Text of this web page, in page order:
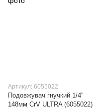
Артикул: 6055022
Подовжувач гнучкий 1/4"
148мм CrV ULTRA (6055022)